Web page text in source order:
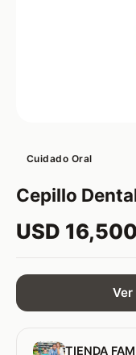
Cuidado Oral
Cepillo
USD
TIENDA